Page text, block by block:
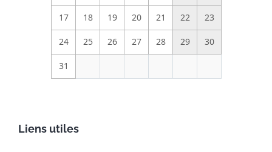
17 18 19 20 21 22 23
24 25 26 27 28 29 30
31
Liens utiles